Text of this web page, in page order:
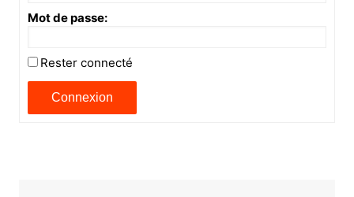
Mot de passe:
Rester connecté
Connexion